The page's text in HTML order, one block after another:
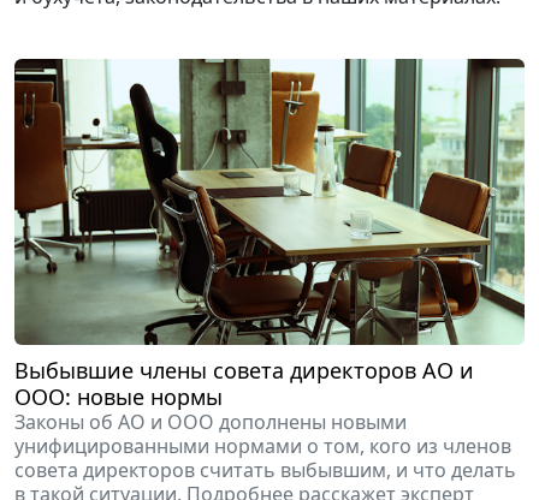
Выбывшие члены совета директоров АО и
ООО: новые нормы
Законы об АО и ООО дополнены новыми
унифицированными нормами о том, кого из членов
совета директоров считать выбывшим, и что делать
в такой ситуации. Подробнее расскажет эксперт